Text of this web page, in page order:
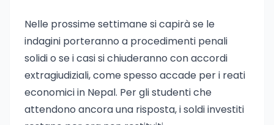
Nelle prossime settimane si capirà se le
indagini porteranno a procedimenti penali
solidi o se i casi si chiuderanno con accordi
extragiudiziali, come spesso accade per i reati
economici in Nepal. Per gli studenti che
attendono ancora una risposta, i soldi investiti